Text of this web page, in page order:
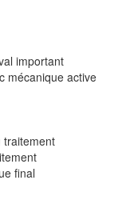
important
mécanique active
traitement
final